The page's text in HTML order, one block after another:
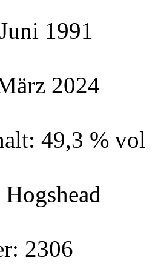
1991
2024
49,3 % vol
2306